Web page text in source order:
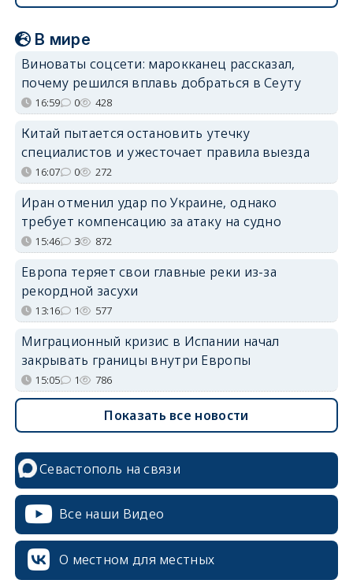
В мире
Виноваты соцсети: марокканец рассказал,
почему решился вплавь добраться в Сеуту
16:59 0 428
Китай пытается остановить утечку
специалистов и ужесточает правила выезда
16:07 0 272
Иран отменил удар по Украине, однако
требует компенсацию за атаку на судно
15:46 3 872
Европа теряет свои главные реки из-за
рекордной засухи
13:16 1 577
Миграционный кризис в Испании начал
закрывать границы внутри Европы
15:05 1 786
Показать все новости
Севастополь на связи
Все наши Видео
О местном для местных